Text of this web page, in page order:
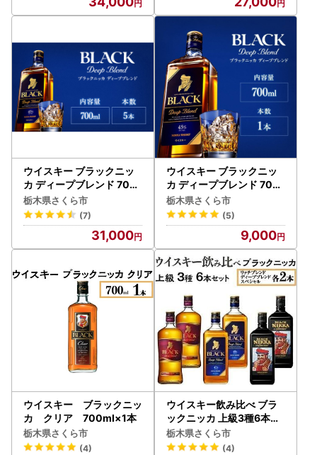
ウイスキー ブラックニッ
カ ディープブレンド 700
ml×5本
栃木県さくら市
(7)
31,000
ウイスキー ブラックニッ
カ ディープブレンド 700
ml×1本
栃木県さくら市
(5)
9,000
ウイスキー ブラックニッ
カ クリア 700ml×1本
栃木県さくら市
(4)
ウイスキー飲み比べ ブラ
ックニッカ 上級3種6本セ
ット
栃木県さくら市
(4)